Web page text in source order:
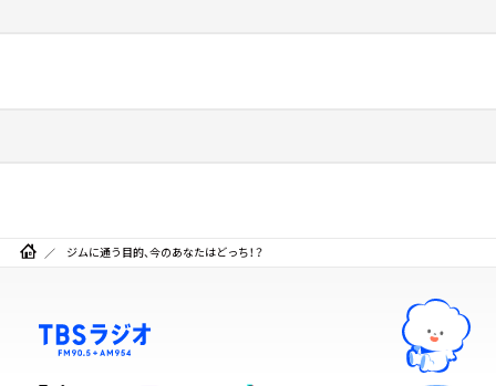
ジムに通う目的、今のあなたはどっち！？